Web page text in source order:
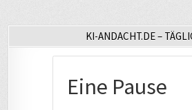
KI-ANDACHT.DE –